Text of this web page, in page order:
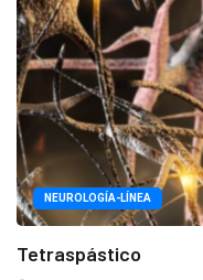
NEUROLOGÍA-LÍNEA
Tetraspástico